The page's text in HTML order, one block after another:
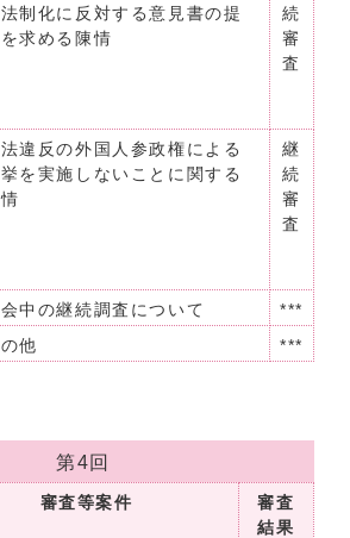
制化に反対する意見書の提
求める陳情
続
審
査
違反の外国人参政権による
を実施しないことに関する
継
続
審
査
中の継続調査について
***
他 ***
第4回
審査等案件
審査
結果